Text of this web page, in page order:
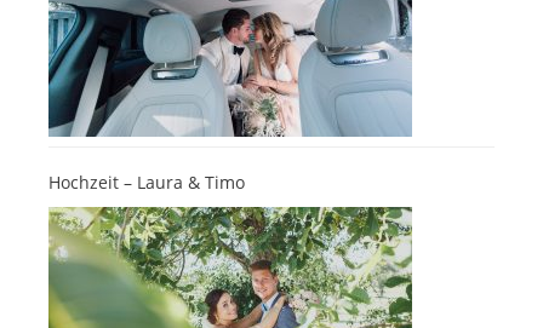
Hochzeit – Laura & Timo